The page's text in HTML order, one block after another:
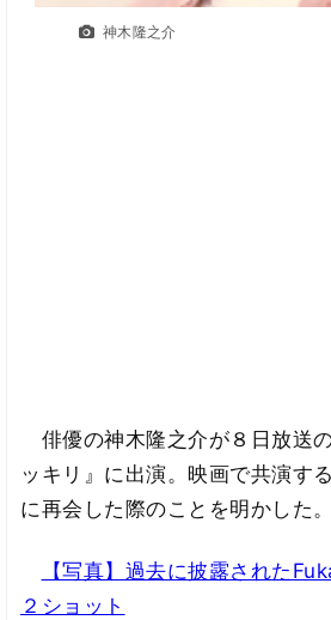
神木隆之介
俳優の神木隆之介が８日放送
ッキリ』に出演。映画で共演す
に再会した際のことを明かした。
【写真】過去に披露された
２ショット